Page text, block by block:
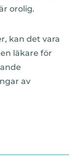
orolig.
kan det vara
läkare för
av